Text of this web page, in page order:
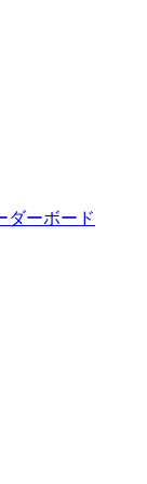
ダーボード